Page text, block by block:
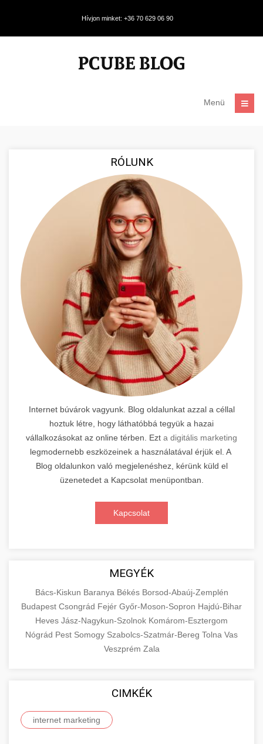
Hívjon minket: +36 70 629 06 90
Menü
RÓLUNK
Internet búvárok vagyunk. Blog oldalunkat azzal a céllal
hoztuk létre, hogy láthatóbbá tegyük a hazai
vállalkozásokat az online térben. Ezt a digitális marketing
legmodernebb eszközeinek a használatával érjük el. A
Blog oldalunkon való megjelenéshez, kérünk küld el
üzenetedet a Kapcsolat menüpontban.
Kapcsolat
MEGYÉK
Bács-Kiskun Baranya Békés Borsod-Abaúj-Zemplén
Budapest Csongrád Fejér Győr-Moson-Sopron Hajdú-Bihar
Heves Jász-Nagykun-Szolnok Komárom-Esztergom
Nógrád Pest Somogy Szabolcs-Szatmár-Bereg Tolna Vas
Veszprém Zala
CIMKÉK
internet marketing